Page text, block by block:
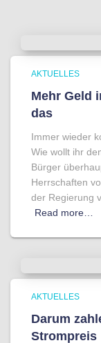
AKTUELLES
Mehr Geld
das
Immer wieder
Wie wollt ihr
Bürger
Herrschaften
der Regierung
Read more…
AKTUELLES
Darum
Strompreis